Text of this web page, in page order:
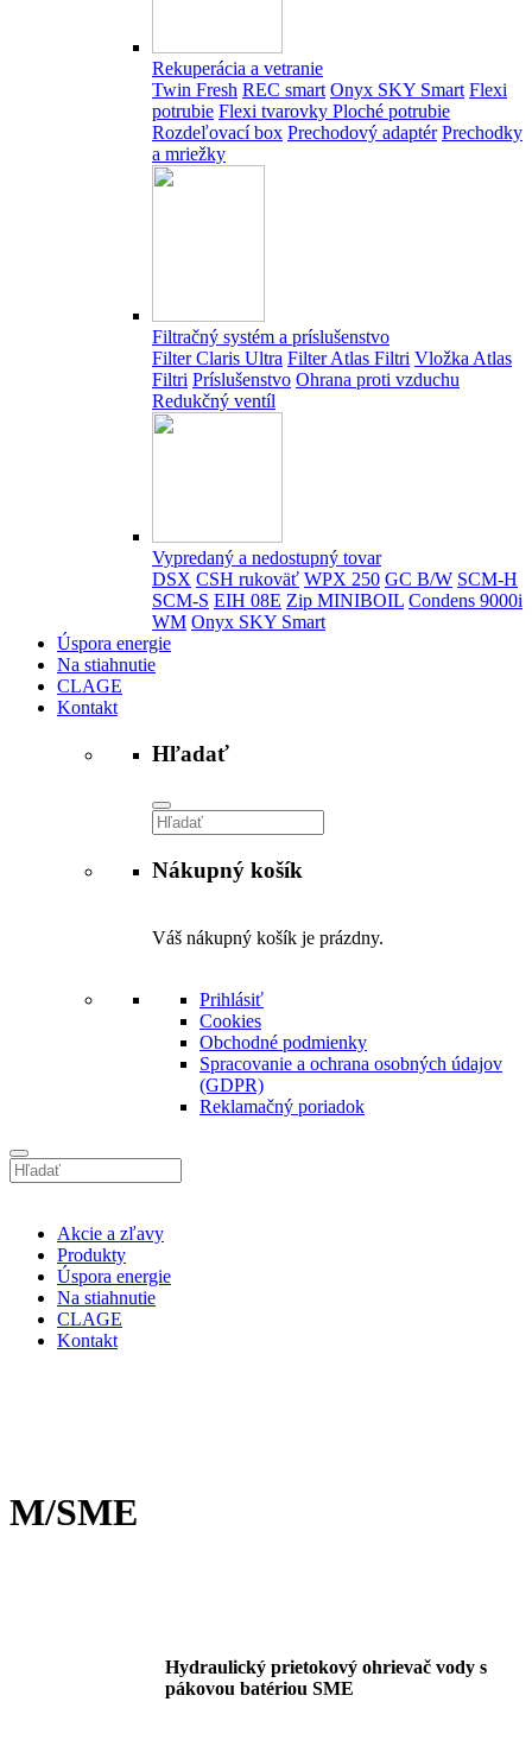
Rekuperácia a vetranie
Twin Fresh REC smart Onyx SKY Smart Flexi
potrubie Flexi tvarovky Ploché potrubie
Rozdeľovací box Prechodový adaptér Prechodky
a mriežky
Filtračný systém a príslušenstvo
Filter Claris Ultra Filter Atlas Filtri Vložka Atlas
Filtri Príslušenstvo Ohrana proti vzduchu
Redukčný ventíl
Vypredaný a nedostupný tovar
DSX CSH rukoväť WPX 250 GC B/W SCM-H
SCM-S EIH 08E Zip MINIBOIL Condens 9000i
WM Onyx SKY Smart
Úspora energie
Na stiahnutie
CLAGE
Kontakt
Hľadať
Vyhľadávanie
Nákupný košík
Váš nákupný košík je prázdny.
Prihlásiť
Cookies
Obchodné podmienky
Spracovanie a ochrana osobných údajov
(GDPR)
Reklamačný poriadok
Vyhľadávanie
Akcie a zľavy
Produkty
Úspora energie
Na stiahnutie
CLAGE
Kontakt
M/SME
Hydraulický prietokový ohrievač vody s
pákovou batériou SME